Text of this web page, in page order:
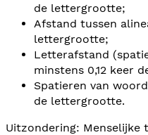
de lettergrootte;
Afstand tussen
lettergrootte;
Letterafstand
minstens 0,12 keer
Spatieren van
de lettergrootte.
Uitzondering: Menselijke